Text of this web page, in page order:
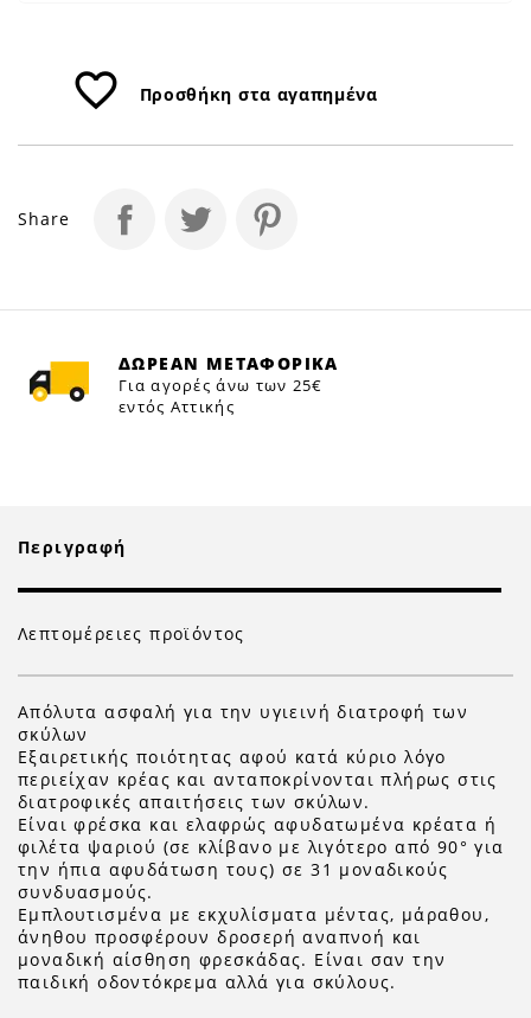
favorite_border Προσθήκη στα αγαπημένα
Share
ΔΩΡΕΑΝ ΜΕΤΑΦΟΡΙΚΑ
Για αγορές άνω των 25€
εντός Αττικής
Περιγραφή
Λεπτομέρειες προϊόντος
Απόλυτα ασφαλή για την υγιεινή διατροφή των
σκύλων
Εξαιρετικής ποιότητας αφού κατά κύριο λόγο
περιείχαν κρέας και ανταποκρίνονται πλήρως στις
διατροφικές απαιτήσεις των σκύλων.
Είναι φρέσκα και ελαφρώς αφυδατωμένα κρέατα ή
φιλέτα ψαριού (σε κλίβανο με λιγότερο από 90° για
την ήπια αφυδάτωση τους) σε 31 μοναδικούς
συνδυασμούς.
Εμπλουτισμένα με εκχυλίσματα μέντας, μάραθου,
άνηθου προσφέρουν δροσερή αναπνοή και
μοναδική αίσθηση φρεσκάδας. Είναι σαν την
παιδική οδοντόκρεμα αλλά για σκύλους.